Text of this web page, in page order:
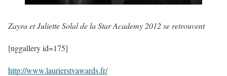
Zayra et Juliette Solal de la Star Academy 2012 se retrouvent
[nggallery id=175]
http://www.laurierstvawards.fr/